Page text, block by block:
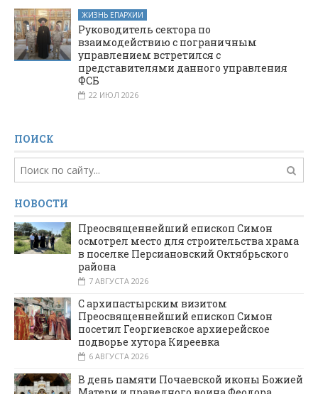
ЖИЗНЬ ЕПАРХИИ
Руководитель сектора по
взаимодействию с пограничным
управлением встретился с
представителями данного управления
ФСБ
22 ИЮЛ 2026
ПОИСК
НОВОСТИ
Преосвященнейший епископ Симон
осмотрел место для строительства храма
в поселке Персиановский Октябрьского
района
7 АВГУСТА 2026
С архипастырским визитом
Преосвященнейший епископ Симон
посетил Георгиевское архиерейское
подворье хутора Киреевка
6 АВГУСТА 2026
В день памяти Почаевской иконы Божией